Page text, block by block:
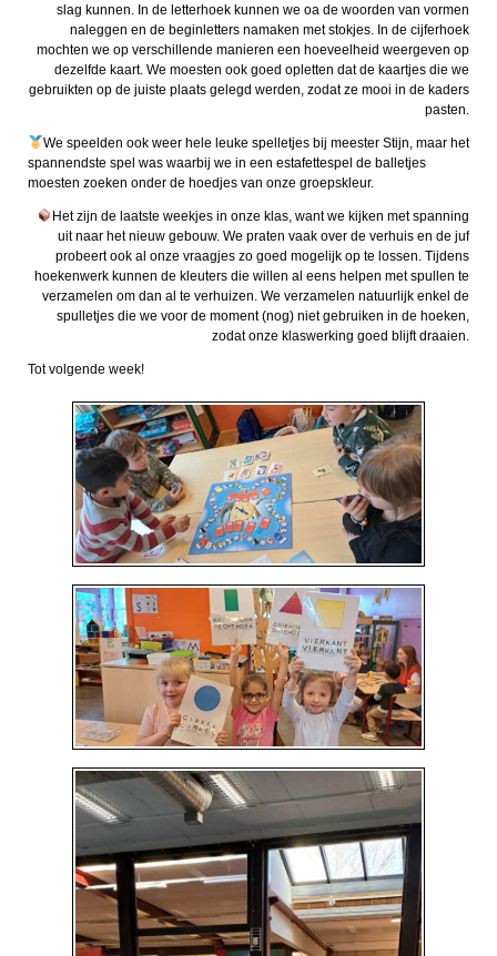
slag kunnen. In de letterhoek kunnen we oa de woorden van vormen
naleggen en de beginletters namaken met stokjes. In de cijferhoek
mochten we op verschillende manieren een hoeveelheid weergeven op
dezelfde kaart. We moesten ook goed opletten dat de kaartjes die we
gebruikten op de juiste plaats gelegd werden, zodat ze mooi in de kaders
pasten.
We speelden ook weer hele leuke spelletjes bij meester Stijn, maar het
spannendste spel was waarbij we in een estafettespel de balletjes
moesten zoeken onder de hoedjes van onze groepskleur.
Het zijn de laatste weekjes in onze klas, want we kijken met spanning
uit naar het nieuw gebouw. We praten vaak over de verhuis en de juf
probeert ook al onze vraagjes zo goed mogelijk op te lossen. Tijdens
hoekenwerk kunnen de kleuters die willen al eens helpen met spullen te
verzamelen om dan al te verhuizen. We verzamelen natuurlijk enkel de
spulletjes die we voor de moment (nog) niet gebruiken in de hoeken,
zodat onze klaswerking goed blijft draaien.
Tot volgende week!